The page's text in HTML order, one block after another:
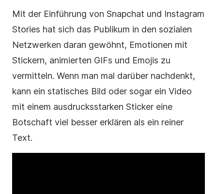
Mit der Einführung von Snapchat und Instagram
Stories hat sich das Publikum in den sozialen
Netzwerken daran gewöhnt, Emotionen mit
Stickern, animierten GIFs und Emojis zu
vermitteln. Wenn man mal darüber nachdenkt,
kann ein statisches Bild oder sogar ein Video
mit einem ausdrucksstarken Sticker eine
Botschaft viel besser erklären als ein reiner
Text.